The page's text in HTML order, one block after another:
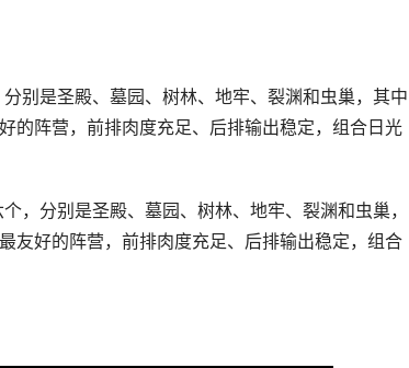
别是圣殿、墓园、树林、地牢、裂渊和虫巢，其中
的阵营，前排肉度充足、后排输出稳定，组合日光
，分别是圣殿、墓园、树林、地牢、裂渊和虫巢，
友好的阵营，前排肉度充足、后排输出稳定，组合